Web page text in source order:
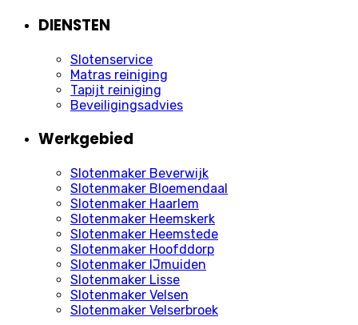
DIENSTEN
Slotenservice
Matras reiniging
Tapijt reiniging
Beveiligingsadvies
Werkgebied
Slotenmaker Beverwijk
Slotenmaker Bloemendaal
Slotenmaker Haarlem
Slotenmaker Heemskerk
Slotenmaker Heemstede
Slotenmaker Hoofddorp
Slotenmaker IJmuiden
Slotenmaker Lisse
Slotenmaker Velsen
Slotenmaker Velserbroek